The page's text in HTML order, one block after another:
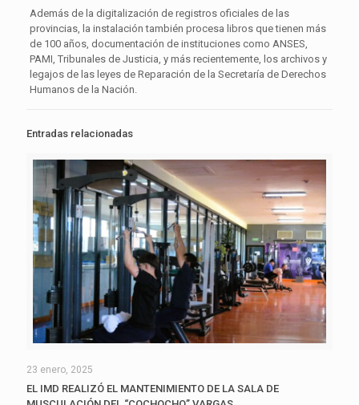
Además de la digitalización de registros oficiales de las
provincias, la instalación también procesa libros que tienen más
de 100 años, documentación de instituciones como ANSES,
PAMI, Tribunales de Justicia, y más recientemente, los archivos y
legajos de las leyes de Reparación de la Secretaría de Derechos
Humanos de la Nación.
Entradas relacionadas
23 enero, 2025
EL IMD REALIZÓ EL MANTENIMIENTO DE LA SALA DE